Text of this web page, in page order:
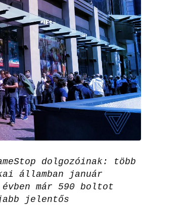
dolgozóinak: több
államban január
már 590 boltot
jelentős